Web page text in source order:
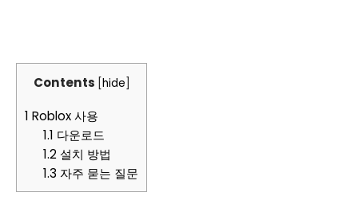
Contents hide
1 Roblox 사용
1.1 다운로드
1.2설치 방법
1.3 자주 묻는 질문